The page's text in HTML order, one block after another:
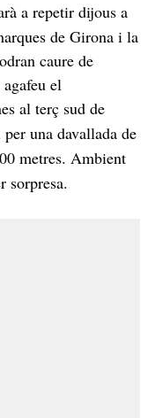
a repetir dijous a
de Girona i la
caure de
el
al terç sud de
una davallada de
metres. Ambient
sorpresa.